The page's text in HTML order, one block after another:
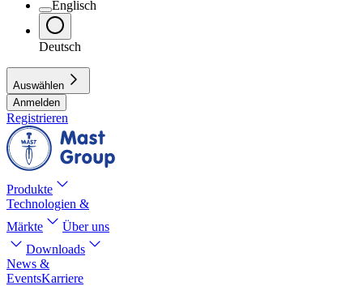
Englisch
Deutsch
Auswählen
Anmelden
Registrieren
Produkte
Technologien &
Märkte
Über uns
Downloads
News &
EventsKarriere